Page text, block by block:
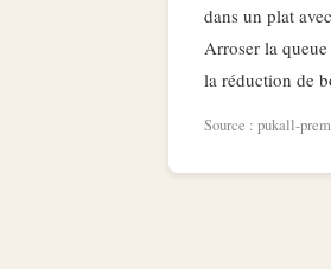
dans un plat
Arroser la
la réduction de
Source : pukall-